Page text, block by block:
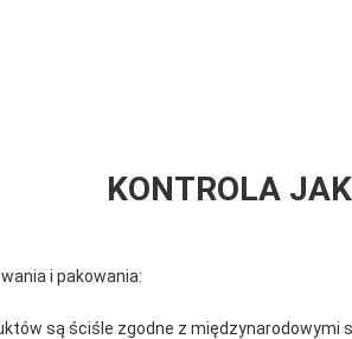
KONTROLA
i pakowania:
są ściśle zgodne z międzynarodowymi